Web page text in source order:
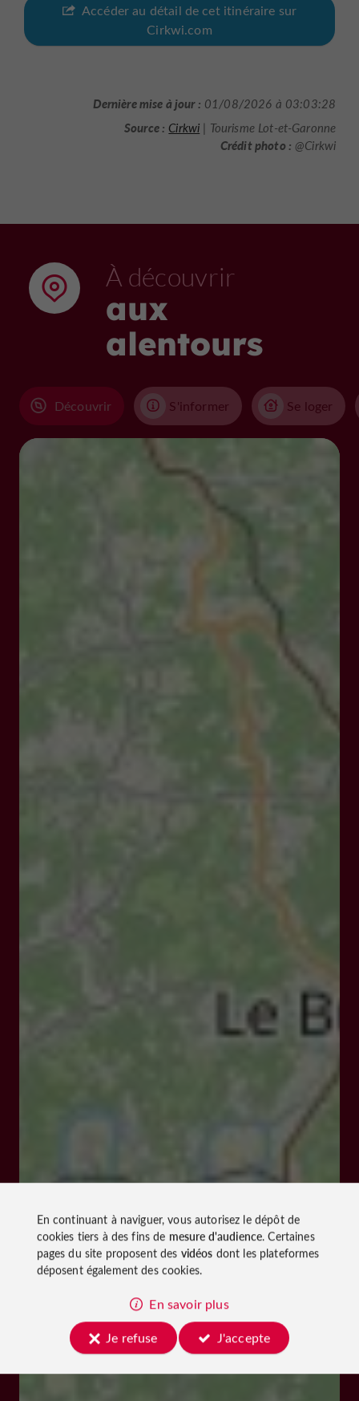
Accéder au détail de cet itinéraire sur
Cirkwi.com
Dernière mise à jour : 01/08/2026 à 03:03:28
Source : Cirkwi | Tourisme Lot-et-Garonne
Crédit photo : @Cirkwi
À découvrir
aux
alentours
Découvrir S'informer Se loger
En continuant à naviguer, vous autorisez le dépôt de
cookies tiers à des fins de mesure d'audience. Certaines
pages du site proposent des vidéos dont les plateformes
déposent également des cookies.
En savoir plus
Je refuse
J'accepte